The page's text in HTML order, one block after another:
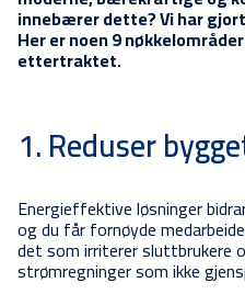
innebærer dette? Vi har
Her er noen 9
ettertraktet.
1. Reduser
Energieffektive løsninger
og du får fornøyde
det som irriterer sluttbrukere
strømregninger som ikke